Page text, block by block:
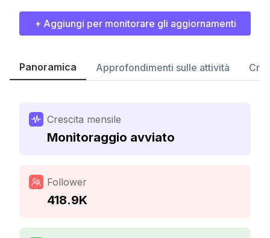
+ Aggiungi per monitorare gli aggiornamenti
Panoramica Approfondimenti sulle attività
Crescita mensile
Monitoraggio avviato
Follower
418.9K